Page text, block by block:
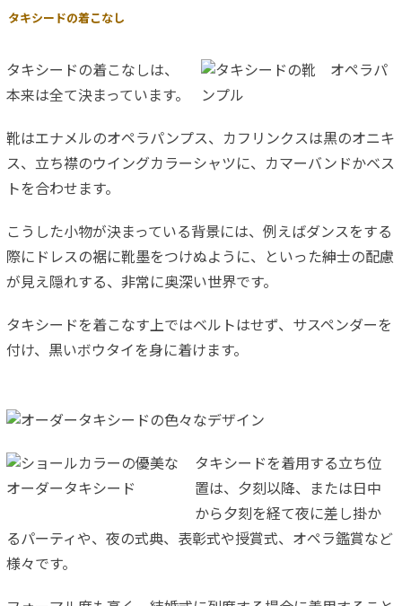
タキシードの着こなし
タキシードの着こなしは、
本来は全て決まっています。
靴はエナメルのオペラパンプス、カフリンクスは黒のオニキ
ス、立ち襟のウイングカラーシャツに、カマーバンドかベス
トを合わせます。
こうした小物が決まっている背景には、例えばダンスをする
際にドレスの裾に靴墨をつけぬように、といった紳士の配慮
が見え隠れする、非常に奥深い世界です。
タキシードを着こなす上ではベルトはせず、サスペンダーを
付け、黒いボウタイを身に着けます。
タキシードを着用する立ち位
置は、夕刻以降、または日中
から夕刻を経て夜に差し掛か
るパーティや、夜の式典、表彰式や授賞式、オペラ鑑賞など
様々です。